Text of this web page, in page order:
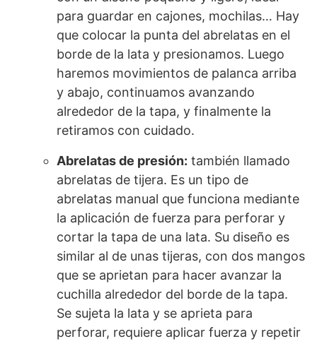
para guardar en cajones, mochilas… Hay
que colocar la punta del abrelatas en el
borde de la lata y presionamos. Luego
haremos movimientos de palanca arriba
y abajo, continuamos avanzando
alrededor de la tapa, y finalmente la
retiramos con cuidado.
Abrelatas de presión: también llamado
abrelatas de tijera. Es un tipo de
abrelatas manual que funciona mediante
la aplicación de fuerza para perforar y
cortar la tapa de una lata. Su diseño es
similar al de unas tijeras, con dos mangos
que se aprietan para hacer avanzar la
cuchilla alrededor del borde de la tapa.
Se sujeta la lata y se aprieta para
perforar, requiere aplicar fuerza y repetir